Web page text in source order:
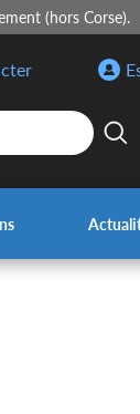
(hors Corse).